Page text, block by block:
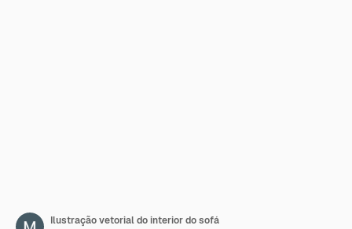
Ilustração vetorial do interior do sofá